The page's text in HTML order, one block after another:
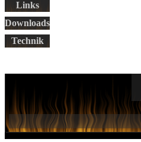
Links
Downloads
Technik